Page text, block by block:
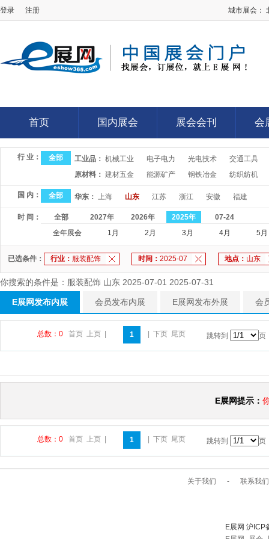
登录 注册 城市展会：
首页
首页
国内展会
国内展会
展会会刊
展会会刊
会
会
行 业： 全部 工业品： 机械工业 电子电力 光电技术
交通工具
原材料： 建材五金 能源矿产 钢铁冶金 纺织纺机
国 内： 全部 华东： 上海 山东 江苏 浙江 安徽 福建
时 间： 全部 2027年 2026年 2025年
07-24
全年展会
1月 2月 3月 4月 5月
已选条件： 行业： 服装配饰 时间： 2025-07 地点： 山东
你搜索的条件是：服装配饰 山东 2025-07-01 2025-07-31
E展网发布内展 会员发布内展 E展网发布外展 会
总数：0 首页 上页 1 下页 尾页 跳转到 页
E展网提示：
总数：0 首页 上页 1 下页 尾页 跳转到 页
关于我们 - 联系我们
E展网 沪